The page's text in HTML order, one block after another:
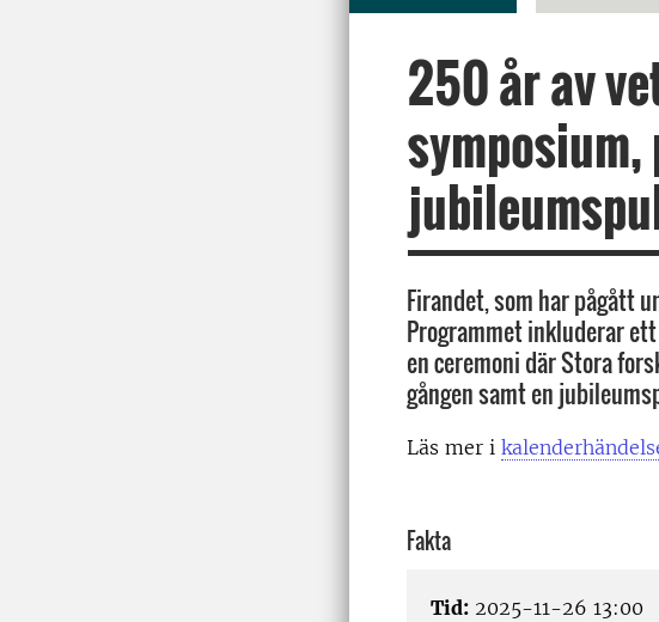
250 år av
Firandet, som har pågått
Programmet inkluderar
en ceremoni där Stora
gången samt en
Läs mer i
Fakta
Tid: 2025-11-26 13:00